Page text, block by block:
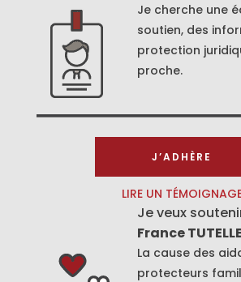
Je cherche une
soutien, des
protection
proche.
J’ADHÈRE
LIRE UN
Je veux
France TUTELLE
La cause des
protecteurs